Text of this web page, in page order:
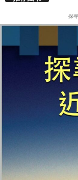
探